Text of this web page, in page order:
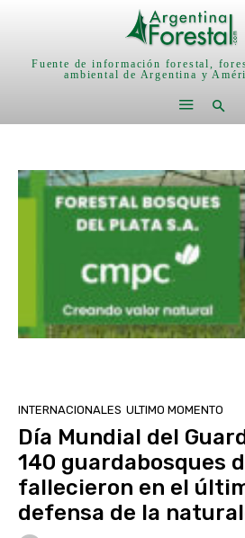
Fuente de información forestal,
ambiental de Argentina y
INTERNACIONALES ULTIMO MOMENTO
Día Mundial del
140 guardabosques
fallecieron en el
defensa de la